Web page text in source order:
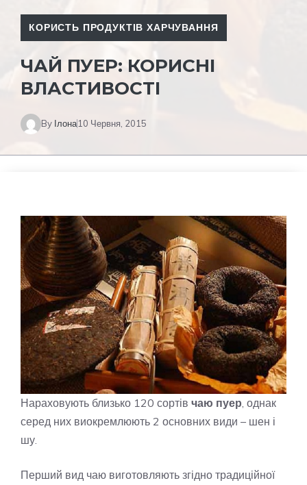
КОРИСТЬ ПРОДУКТІВ ХАРЧУВАННЯ
ЧАЙ ПУЕР: КОРИСНІ
ВЛАСТИВОСТІ
By Ілона10 Червня, 2015
Нараховують близько 120 сортів чаю пуер , однак
серед них виокремлюють 2 основних види – шен і
шу.
Перший вид чаю виготовляють згідно традиційної